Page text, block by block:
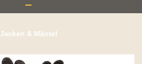
Jacken & Mäntel